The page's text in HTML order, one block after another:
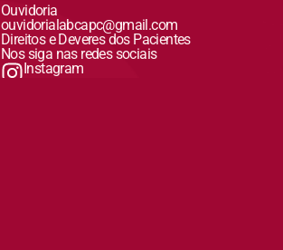
Ouvidoria
ouvidorialabcapc@gmail.com
Direitos e Deveres dos Pacientes
Nos siga nas redes sociais
Instagram